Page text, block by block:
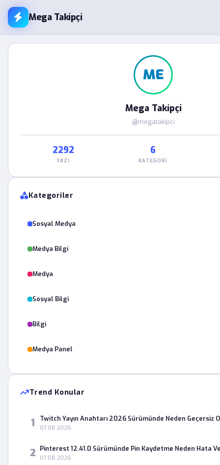
Mega Takipçi
ME
Mega Takipçi
@megatakipci
2292
YAZI
6
KATEGORI
Kategoriler
Sosyal Medya
Medya Bilgi
Medya
Sosyal Bilgi
Bilgi
Medya Panel
Trend Konular
1 Twitch Yayın Anahtarı 2026 Sürümünde Neden Geçersiz
07.08.2026
2 Pinterest 12.41.0 Sürümünde Pin Kaydetme Neden Hata
07.08.2026